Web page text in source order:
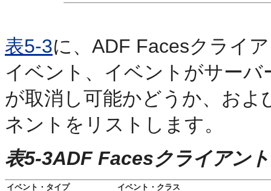
表5-3に、ADF Facesクライ
イベント、イベントがサー
が取消し可能かどうか、お
ネントをリストします。
表5-3ADF Facesクライアン
イベント・タイプ イベント・クラス